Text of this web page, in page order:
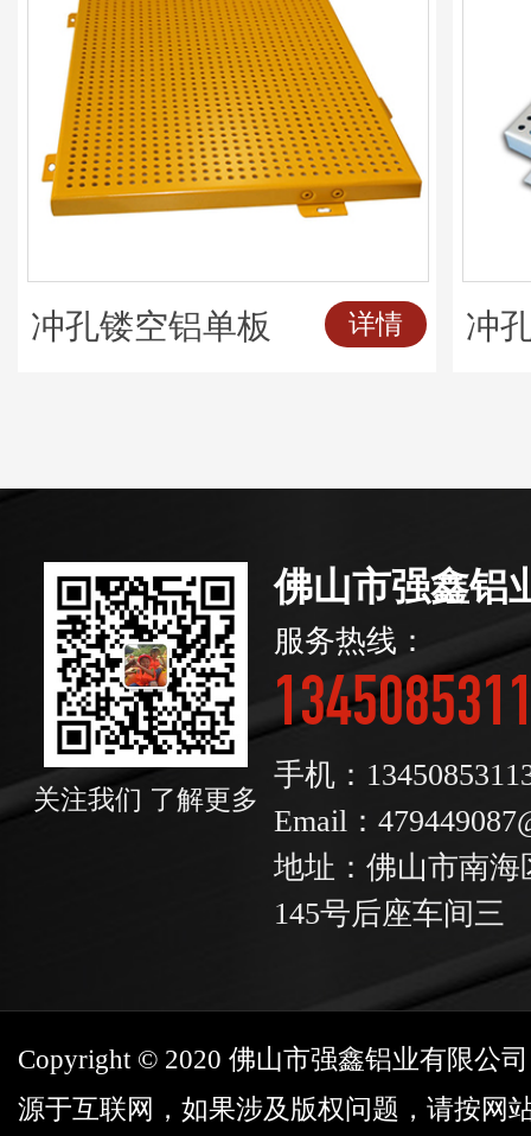
冲孔镂空铝单板 详情 冲
关注我们 了解更多
佛山市强鑫铝
服务热线：
手机：
Email：
地址：佛山市南
145号后座车间三
Copyright © 2020 佛山市强鑫铝业有限公
源于互联网，如果涉及版权问题，请按网